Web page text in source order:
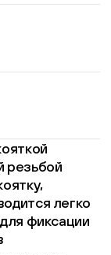
резьбой
легко
фиксации